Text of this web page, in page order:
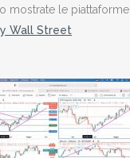
mostrate le piattaforme
Wall Street